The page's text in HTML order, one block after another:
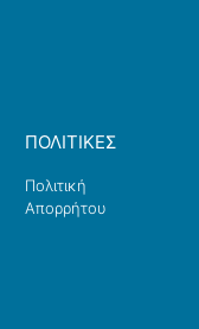
ΠΟΛΙΤΙΚΕΣ
Πολιτική
Απορρήτου